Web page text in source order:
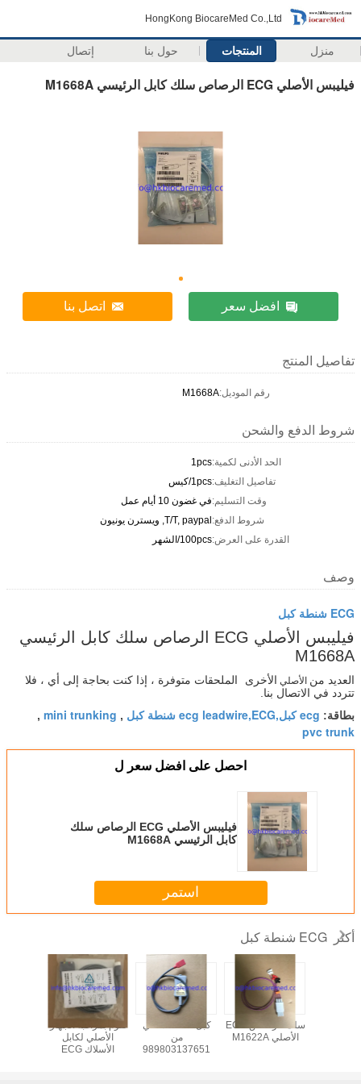
HongKong BiocareMed Co.,Ltd
منزل المنتجات حول بنا إتصال
فيليبس الأصلي ECG الرصاص سلك كابل الرئيسي M1668A
افضل سعر اتصل بنا
تفاصيل المنتج
رقم الموديل:M1668A
شروط الدفع والشحن
الحد الأدنى لكمية:1pcs
تفاصيل التغليف:1pcs/كيس
وقت التسليم:في غضون 10 أيام عمل
شروط الدفع:T/T, paypal, ويسترن يونيون
القدرة على العرض:100pcs/الشهر
وصف
ECG شنطة كبل
فيليبس الأصلي ECG الرصاص سلك كابل الرئيسي
M1668A
العديد من الأصلي الأخرى
الملحقات متوفرة ، إذا كنت بحاجة إلى أي ، فلا
تتردد في الاتصال بنا.
بطاقة: ecg كبل,ecg leadwire,ECG شنطة كبل ,
mini trunking
,
pvc trunk
احصل على افضل سعر ل
فيليبس الأصلي ECG الرصاص سلك
كابل الرئيسي M1668A
استمر
أكثر ECG شنطة كبل
تقوم بمراقبة الجهاز
الأصلي لكابل
الأسلاك ECG
كبل ECG الأصلي
من
989803137651
سلك الرصاص ECG
الأصلي M1622A